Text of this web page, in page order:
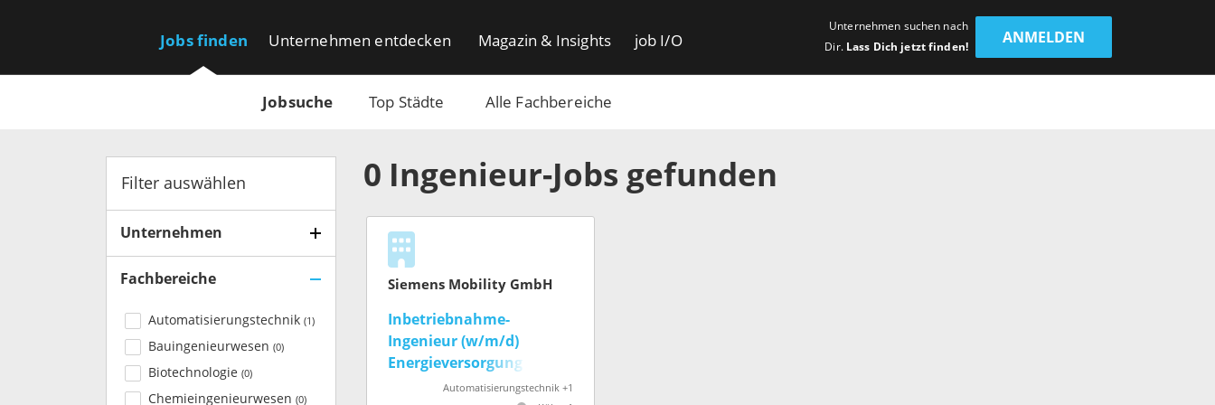
Jobs finden
Jobsuche Top Städte Alle Fachbereiche
Unternehmen entdecken Magazin & Insights job I/O
Unternehmen suchen nach
Dir. Lass Dich jetzt finden!
ANMELDEN
Filter auswählen
Unternehmen
Fachbereiche
Automatisierungstechnik (1 )
Bauingenieurwesen (0)
Biotechnologie (0)
Chemieingenieurwesen (0)
0 Ingenieur-Jobs gefunden
Siemens Mobility GmbH
Inbetriebnahme-
Ingenieur (w/m/d)
Energieversorgung /
Energieübertragung
Automatisierungstechnik +1